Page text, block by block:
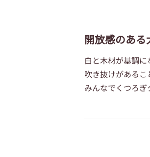
開放感のある
白と木材が基調
吹き抜けがあるこ
みんなでくつろ